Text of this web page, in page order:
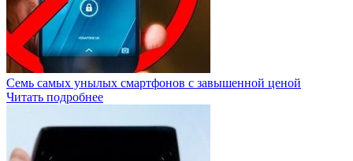
Семь самых унылых смартфонов с завышенной ценой
Читать подробнее